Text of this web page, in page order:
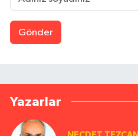
Gönder
Yazarlar